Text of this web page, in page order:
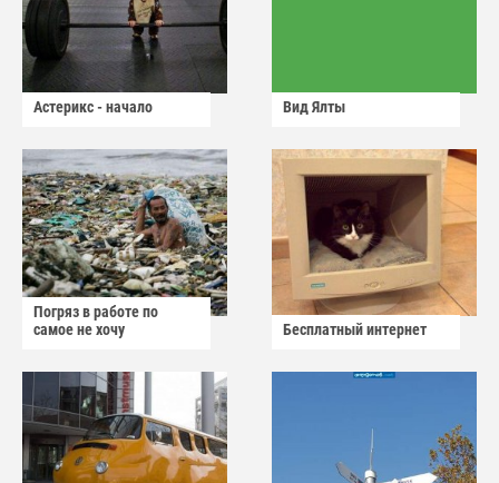
Астерикс - начало Вид Ялты
Погряз в работе по
самое не хочу
Бесплатный интернет